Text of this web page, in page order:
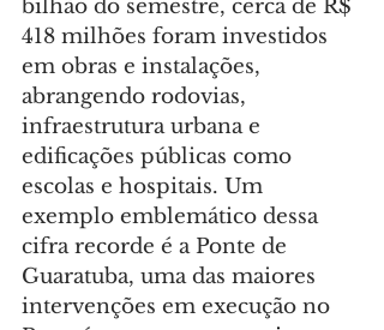
bilhão do semestre, cerca de R$
418 milhões foram investidos
em obras e instalações,
abrangendo rodovias,
infraestrutura urbana e
edificações públicas como
escolas e hospitais. Um
exemplo emblemático dessa
cifra recorde é a Ponte de
Guaratuba, uma das maiores
intervenções em execução no